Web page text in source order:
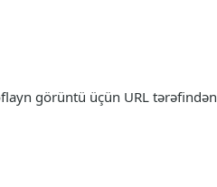
görüntü üçün URL tərəfindən